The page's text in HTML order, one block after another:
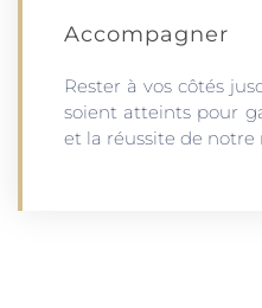
Accompagner
Rester à vos côtés
soient atteints pour
et la réussite de notre